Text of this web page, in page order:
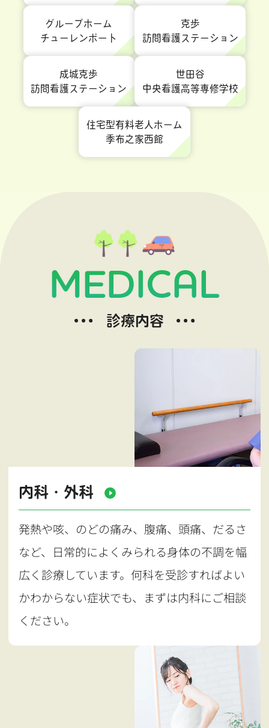
グループホーム
チューレンポート
克歩
訪問看護ステーション
成城克歩
訪問看護ステーション
世田谷
中央看護高等専修学校
住宅型有料老人ホーム
季布之家西館
MEDICAL
診療内容
内科・外科
発熱や咳、のどの痛み、腹痛、頭痛、だるさ
など、日常的によくみられる身体の不調を幅
広く診療しています。何科を受診すればよい
かわからない症状でも、まずは内科にご相談
ください。